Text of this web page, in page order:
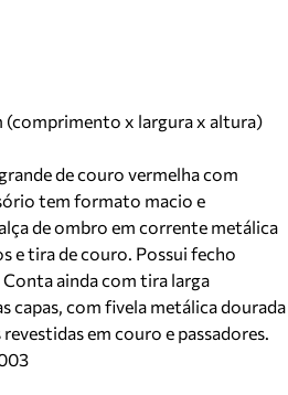
(comprimento x largura x altura)
de couro vermelha com
tem formato macio e
de ombro em corrente metálica
e tira de couro. Possui fecho
ainda com tira larga
capas, com fivela metálica dourada
em couro e passadores.